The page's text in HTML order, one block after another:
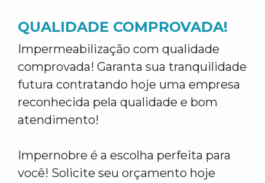
QUALIDADE COMPROVADA!
Impermeabilização com qualidade
comprovada! Garanta sua tranquilidade
futura contratando hoje uma empresa
reconhecida pela qualidade e bom
atendimento!
Impernobre é a escolha perfeita para
você! Solicite seu orçamento hoje